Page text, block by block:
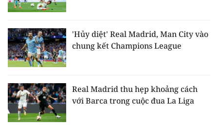
VỀ BÁO NHÂN DÂN
THỜI NAY
NHÂN DÂN HẰNG THÁNG
MUA BÁO
'Hủy diệt' Real Madrid, Man City vào
chung kết Champions League
Real Madrid thu hẹp khoảng cách
với Barca trong cuộc đua La Liga